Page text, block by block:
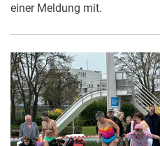
einer Meldung mit.